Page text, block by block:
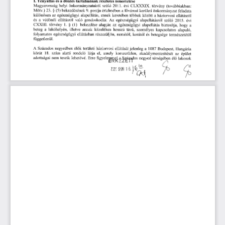
Magyarország helyi önkormányzatairól szóló 2011. évi CLXXXIX. törvény (továbbiakban:
Mötv.) 23. § (5) bekezdésének 9. pontja értelmében a fővárosi kerületi önkormányzat feladata
különösen az egészségügyi alapellátás, ennek keretében többek között a háziorvosi ellátásról
és a védőnői ellátásról való gondoskodás. Az egészségügyi alapellátásról szóló 2015.
évi
CXXIII.
törvény 1. § (1) bekezdése alapján az egészségügyi alapellátás biztosítja, hogy a
beteg a lakóhelyén, illetve annak közelében hosszú távú, személyes kapcsolaton alapuló,
folyamatos egészségügyi ellátásban részesüljön, nemétől, korától és betegsége természetétől
ftiggetlenül.
A Százados negyedben élők területi háziorvosi ellátását jelenleg a 1087 Budapest, Hungária
körút
18. szám alatti rendelő látja el, amely korszerűtlen, akadálymentesítését az épület
adottságai nem teszik lehetővé. Erre figyelemm
i
k tria clos negyed térségében élő lakosok
2020 SLEPT 1 6. ), —